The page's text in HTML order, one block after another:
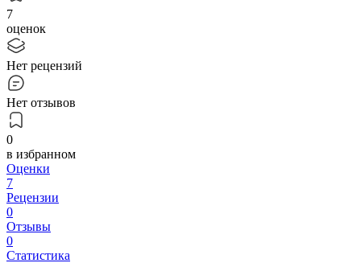
7
оценок
Нет рецензий
Нет отзывов
0
в избранном
Оценки
7
Рецензии
0
Отзывы
0
Статистика